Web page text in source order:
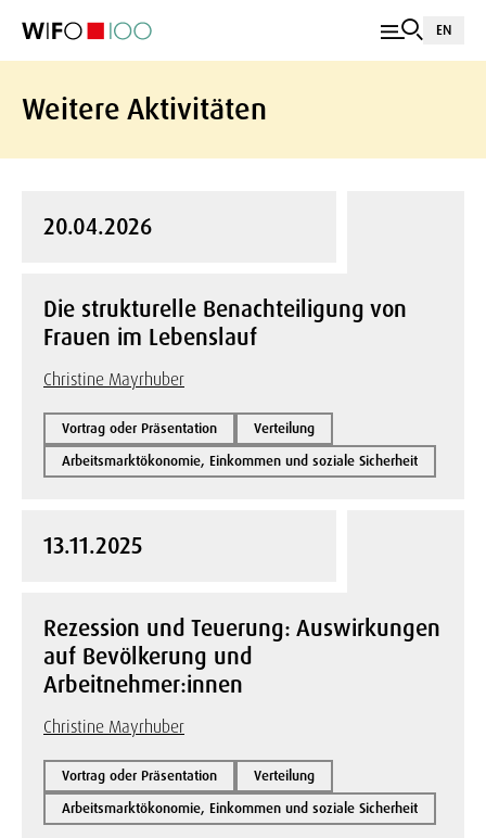
EN
Weitere Aktivitäten
20.04.2026
Die strukturelle Benachteiligung von
Frauen im Lebenslauf
Christine Mayrhuber
Vortrag oder Präsentation
Verteilung
Arbeitsmarktökonomie, Einkommen und soziale Sicherheit
13.11.2025
Rezession und Teuerung: Auswirkungen
auf Bevölkerung und
Arbeitnehmer:innen
Christine Mayrhuber
Vortrag oder Präsentation
Verteilung
Arbeitsmarktökonomie, Einkommen und soziale Sicherheit